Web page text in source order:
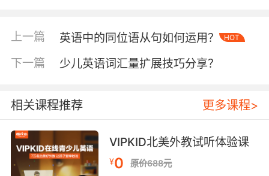
音乐是英语音乐剧的核心要素之一，它不仅能够
变化，引导观众的情绪起伏。一部成功的音乐
性，能够紧密结合剧情发展，创造出既符合人物
性格又富有感染力的旋律。例如，《悲惨世界》
中的“I Dreamed a Dream”一曲，以其悠扬的旋
律和深情的歌词，深刻表达了主人公冉·阿让的悲
惨命运与不屈精神，成为音乐剧音乐创作的经典
上一篇 英语中的同位语从句如何运用？ HOT
下一篇 少儿英语词汇量扩展技巧分享？
相关课程推荐 更多课程>
VIPKID北美外教试听体验课
¥0 原价688元